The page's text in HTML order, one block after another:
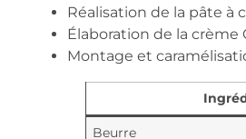
Réalisation de la pâte à
Élaboration de la crème
Montage et
Beurre